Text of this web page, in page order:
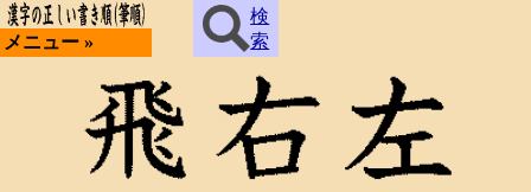
メニュー »
検
索